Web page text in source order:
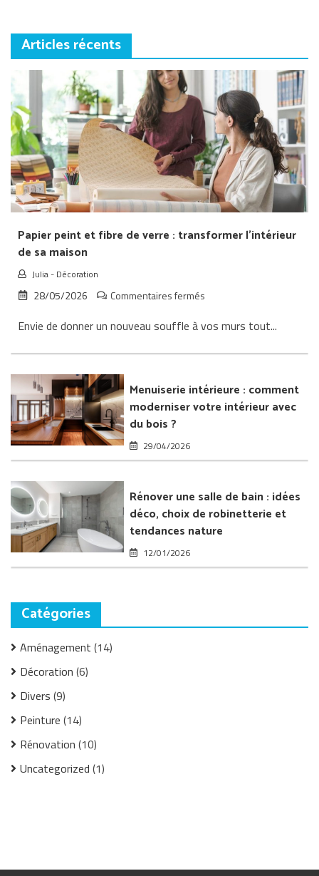
Articles récents
Papier peint et fibre de verre : transformer l’intérieur
de sa maison
Julia- Décoration
28/05/2026 Commentaires fermés
peint
fibre
verre
transformer
sa
Envie de donner un nouveau souffle à vos murs tout...
Menuiserie intérieure : comment
moderniser votre intérieur avec
du bois ?
29/04/2026
Rénover une salle de bain : idées
déco, choix de robinetterie et
tendances nature
12/01/2026
Catégories
Aménagement (14)
Décoration (6)
Divers (9)
Peinture (14)
Rénovation (10)
Uncategorized (1)